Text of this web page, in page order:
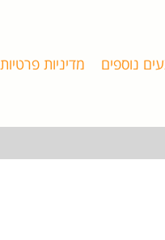
נוספים מדיניות פרטיות